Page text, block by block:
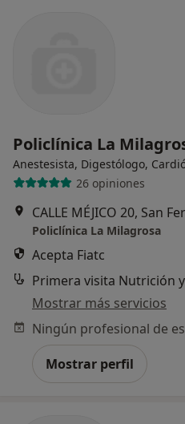
Policlínica La
Anestesista, Digestólogo,
26 opiniones
CALLE MÉJICO 20, San
Policlínica La Milagrosa
Acepta Fiatc
Primera visita Nutrición
Mostrar más servicios
Mostrar perfil